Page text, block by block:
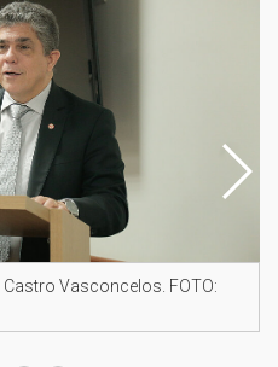
Vasconcelos. FOTO: